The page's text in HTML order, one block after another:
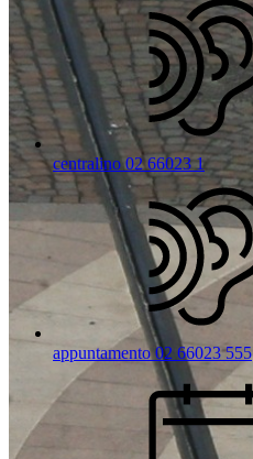
centralino 02 66023 1
appuntamento 02 66023 555